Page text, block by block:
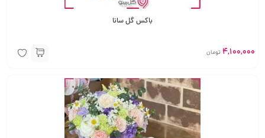
باکس گل سانا
4,100,000 تومان